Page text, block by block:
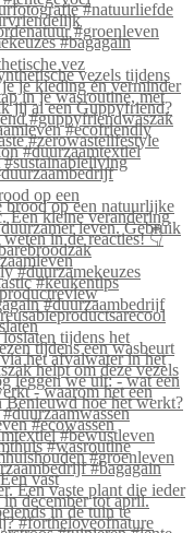
vez
op een
vast